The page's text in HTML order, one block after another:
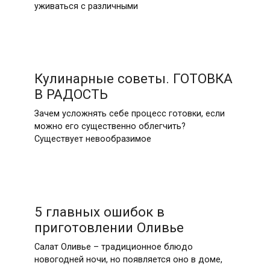
уживаться с различными
Кулинарные советы. ГОТОВКА
В РАДОСТЬ
Зачем усложнять себе процесс готовки, если
можно его существенно облегчить?
Существует невообразимое
5 главных ошибок в
приготовлении Оливье
Салат Оливье – традиционное блюдо
новогодней ночи, но появляется оно в доме,